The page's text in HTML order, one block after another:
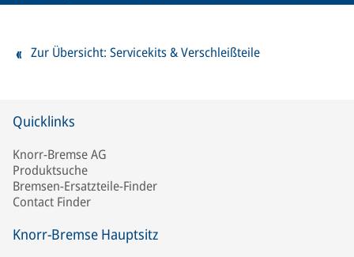
Zur Übersicht: Servicekits & Verschleißteile
Quicklinks
Knorr-Bremse AG
Produktsuche
Bremsen-Ersatzteile-Finder
Contact Finder
Knorr-Bremse Hauptsitz